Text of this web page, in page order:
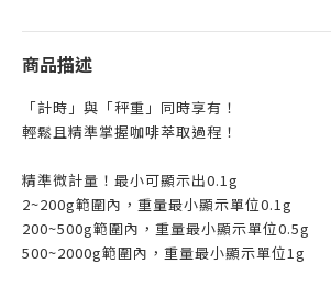
商品描述
「計時」與「秤重」同時享有！
輕鬆且精準掌握咖啡萃取過程！
精準微計量！最小可顯示出0.1g
2~200g範圍內，重量最小顯示單位0.1g
200~500g範圍內，重量最小顯示單位0.5g
500~2000g範圍內，重量最小顯示單位1g